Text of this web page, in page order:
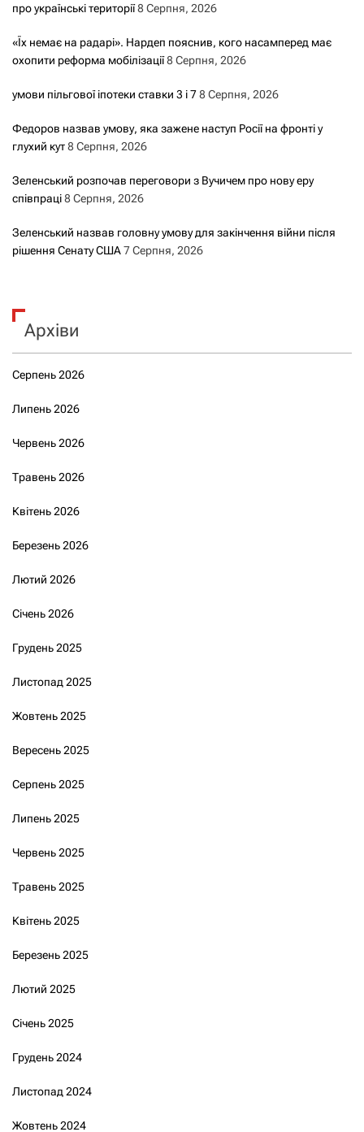
про українські території8 Серпня, 2026
«Їх немає на радарі». Нардеп пояснив, кого насамперед має
охопити реформа мобілізації8 Серпня, 2026
умови пільгової іпотеки ставки 3 і 78 Серпня, 2026
Федоров назвав умову, яка зажене наступ Росії на фронті у
глухий кут8 Серпня, 2026
Зеленський розпочав переговори з Вучичем про нову еру
співпраці8 Серпня, 2026
Зеленський назвав головну умову для закінчення війни після
рішення Сенату США7 Серпня, 2026
Архіви
Серпень 2026
Липень 2026
Червень 2026
Травень 2026
Квітень 2026
Березень 2026
Лютий 2026
Січень 2026
Грудень 2025
Листопад 2025
Жовтень 2025
Вересень 2025
Серпень 2025
Липень 2025
Червень 2025
Травень 2025
Квітень 2025
Березень 2025
Лютий 2025
Січень 2025
Грудень 2024
Листопад 2024
Жовтень 2024